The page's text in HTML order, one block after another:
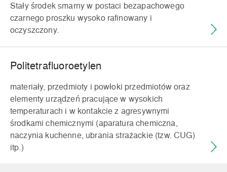
Stały środek smarny w postaci bezapachowego
czarnego proszku wysoko rafinowany i
oczyszczony.
Politetrafluoroetylen
materiały, przedmioty i powłoki przedmiotów oraz
elementy urządzeń pracujące w wysokich
temperaturach i w kontakcie z agresywnymi
środkami chemicznymi (aparatura chemiczna,
naczynia kuchenne, ubrania strażackie (tzw. CUG)
itp.)